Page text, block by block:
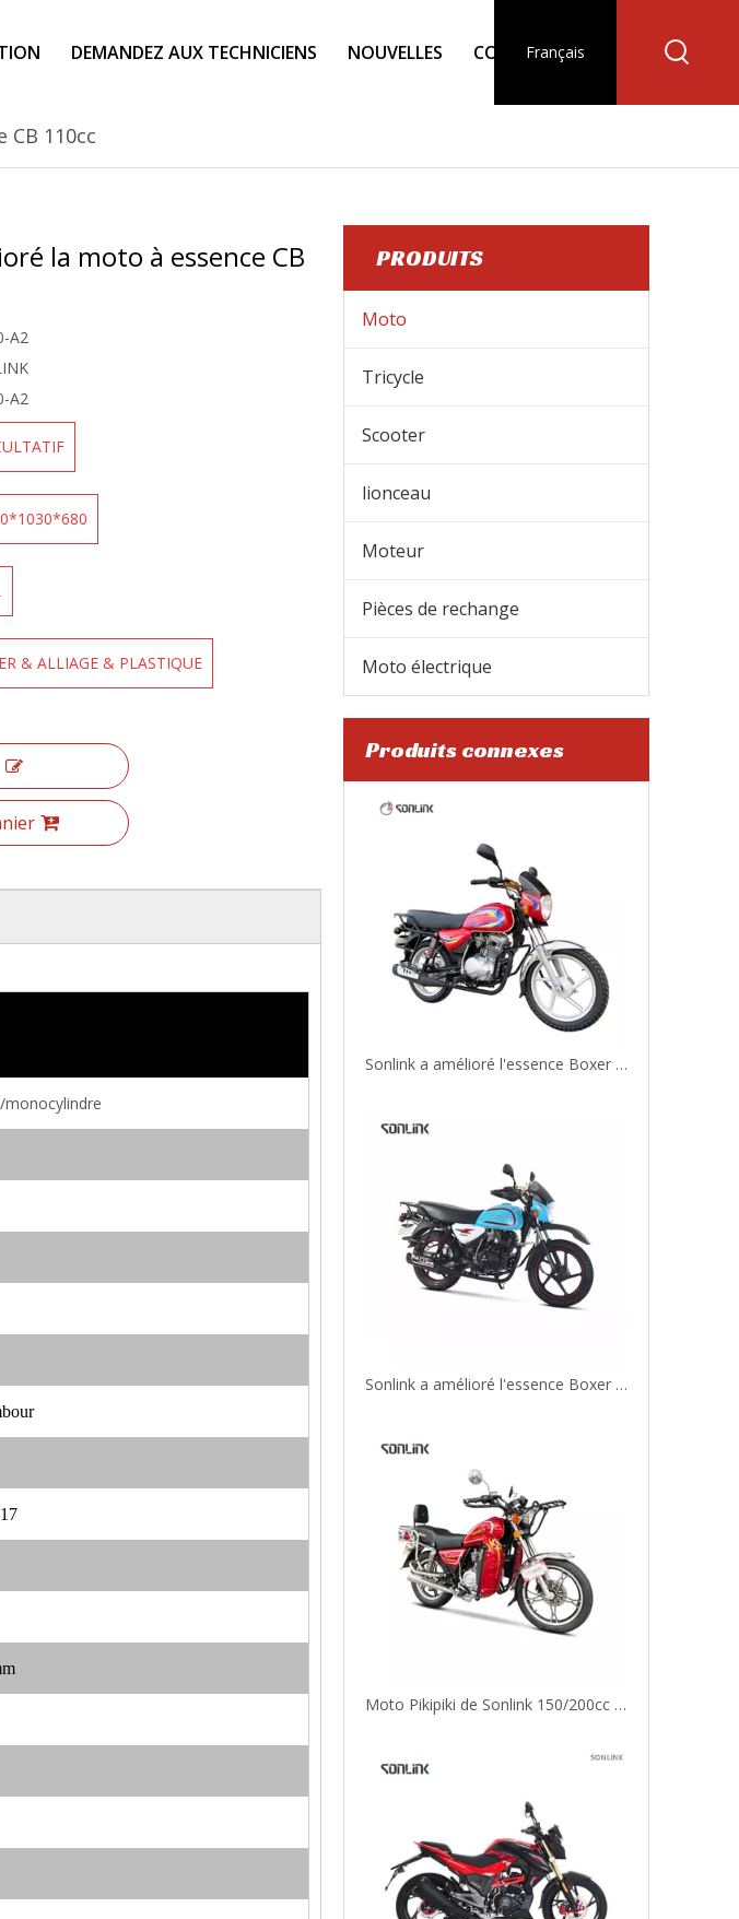
DEMANDEZ AUX TECHNICIENS NOUVELLES CONTACT
Français
110cc
la moto à essence CB
A2
A2
& ALLIAGE & PLASTIQUE
PRODUITS
Moto
Tricycle
Scooter
lionceau
Moteur
Pièces de rechange
Moto électrique
Produits connexes
Sonlink a amélioré l'essence Boxer 150/200cc moto tout-terrain
Moto Pikipiki de Sonlink 150/200cc Cruiser GN pour le marché africain
Sonlink Sportbike 200CC essence moto de course sur route AK